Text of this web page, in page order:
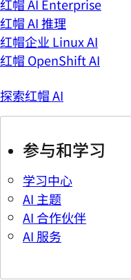
红帽 AI Enterprise
红帽 AI 推理
红帽企业 Linux AI
红帽 OpenShift AI
探索红帽 AI
参与和学习
学习中心
AI 主题
AI 合作伙伴
AI 服务